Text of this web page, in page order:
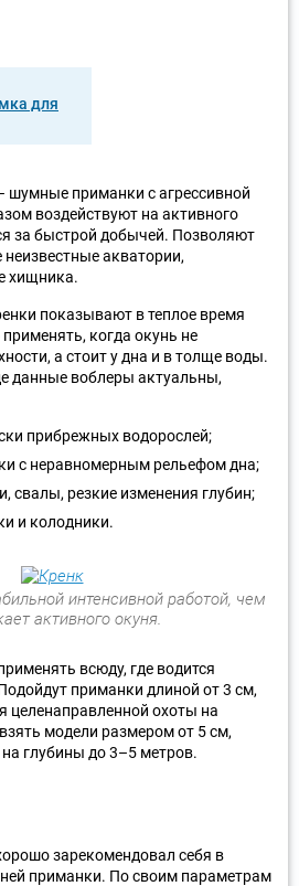
для
шумные приманки с агрессивной
воздействуют на активного
за быстрой добычей. Позволяют
акватории,
хищника.
показывают в теплое время
когда окунь не
а стоит у дна и в толще воды.
данные воблеры актуальны,
прибрежных водорослей;
с неравномерным рельефом дна;
свалы, резкие изменения глубин;
и колодники.
интенсивной работой, чем
активного окуня.
всюду, где водится
приманки длиной от 3 см,
целенаправленной охоты на
модели размером от 5 см,
глубины до 3–5 метров.
зарекомендовал себя в
приманки. По своим параметрам